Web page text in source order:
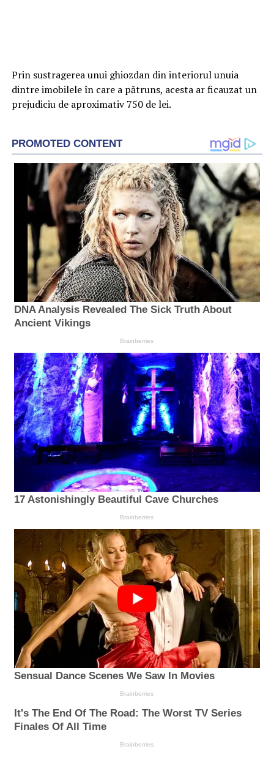
Prin sustragerea unui ghiozdan din interiorul unuia
dintre imobilele în care a pătruns, acesta ar ficauzat un
prejudiciu de aproximativ 750 de lei.